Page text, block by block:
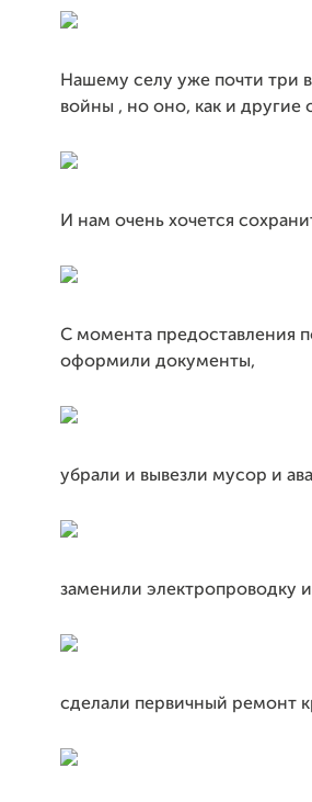
Нашему селу уже почти три
войны , но оно, как и другие
И нам очень хочется
С момента предоставления
оформили документы,
убрали и вывезли мусор и
заменили электропроводку
сделали первичный ремонт